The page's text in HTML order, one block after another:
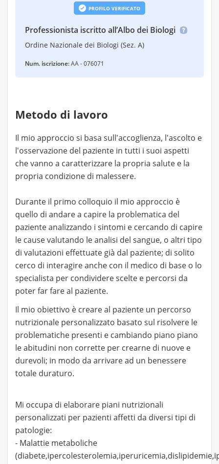
PROFILO VERIFICATO
Professionista iscritto all’Albo dei Biologi
Ordine Nazionale dei Biologi (Sez. A)
Num. iscrizione:AA - 076071
Metodo di lavoro
Il mio approccio si basa sull'accoglienza, l'ascolto e
l'osservazione del paziente in tutti i suoi aspetti
che vanno a caratterizzare la propria salute e la
propria condizione di malessere.
Durante il primo colloquio il mio approccio è
quello di andare a capire la problematica del
paziente analizzando i sintomi e cercando di capire
le cause valutando le analisi del sangue, o altri tipo
di valutazioni effettuate già dal paziente; di solito
cerco di interagire anche con il medico di base o lo
specialista per condividere scelte e percorsi da
poter far fare al paziente.
Il mio obiettivo è creare al paziente un percorso
nutrizionale personalizzato basato sul risolvere le
problematiche presenti e cambiando piano piano
le abitudini non corrette per crearne di nuove e
durevoli; in modo da arrivare ad un benessere
totale duraturo.
Mi occupa di elaborare piani nutrizionali
personalizzati per pazienti affetti da diversi tipi di
patologie:
- Malattie metaboliche